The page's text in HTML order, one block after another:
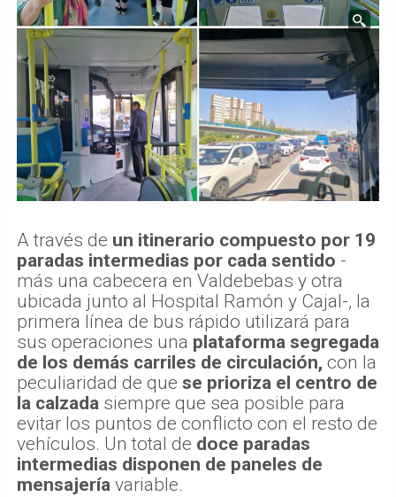
A través de un itinerario compuesto por 19
paradas intermedias por cada sentido -
más una cabecera en Valdebebas y otra
ubicada junto al Hospital Ramón y Cajal-, la
primera línea de bus rápido utilizará para
sus operaciones una plataforma segregada
de los demás carriles de circulación, con la
peculiaridad de que se prioriza el centro de
la calzada siempre que sea posible para
evitar los puntos de conflicto con el resto de
vehículos. Un total de doce paradas
intermedias disponen de paneles de
mensajería variable.